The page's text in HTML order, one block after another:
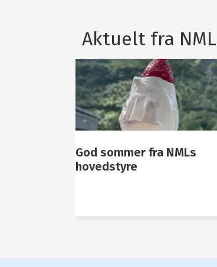
Aktuelt fra NML
Vellykket NML-fagsamling i
Trondheim april 2026